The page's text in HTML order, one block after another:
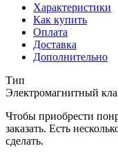
Характеристики
Как купить
Оплата
Доставка
Дополнительно
Тип
Электромагнитный
Чтобы приобрести
заказать. Есть
сделать.